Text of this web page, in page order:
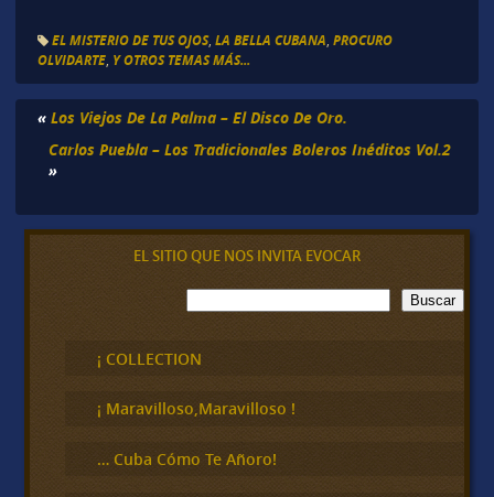
EL MISTERIO DE TUS OJOS, LA BELLA CUBANA PROCURO
OLVIDARTE, Y OTROS TEMAS MÁS...
« Los Viejos De La Palma – El Disco De Oro.
Carlos Puebla – Los Tradicionales Boleros Inéditos Vol.2
»
EL SITIO QUE NOS INVITA EVOCAR
B
u
c
a
Buscar
¡ COLLECTION
¡ Maravilloso,Maravilloso !
… Cuba Cómo Te Añoro!